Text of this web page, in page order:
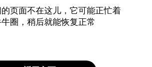
页面不在这儿，它可能正忙着
圈，稍后就能恢复正常